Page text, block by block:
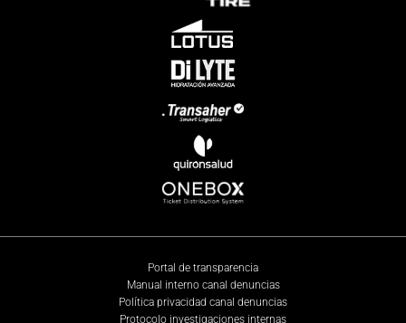
Portal de transparencia
Manual interno canal denuncias
Política privacidad canal denuncias
Protocolo investigaciones internas